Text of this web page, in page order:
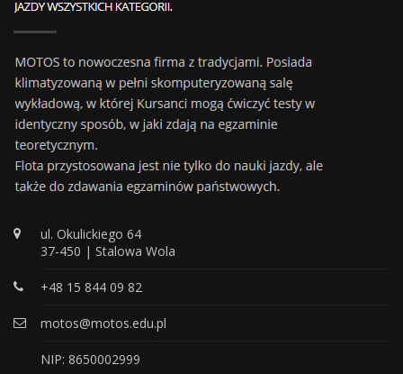
ul. Okulickiego 64
37-450 | Stalowa Wola
+48 15 844 09 82
motos@motos.edu.pl
NIP: 8650002999